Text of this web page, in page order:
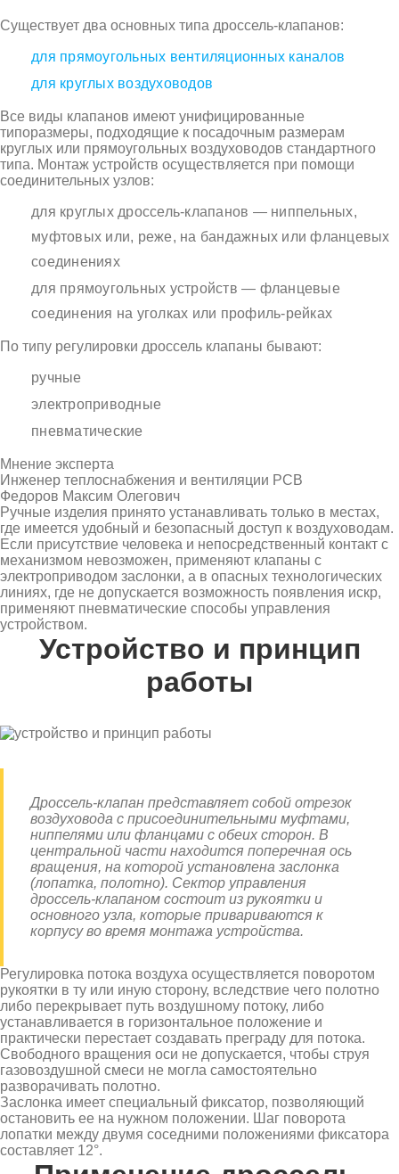
Существует два основных типа дроссель-клапанов:
для прямоугольных вентиляционных каналов
для круглых воздуховодов
Все виды клапанов имеют унифицированные
типоразмеры, подходящие к посадочным размерам
круглых или прямоугольных воздуховодов стандартного
типа. Монтаж устройств осуществляется при помощи
соединительных узлов:
для круглых дроссель-клапанов — ниппельных,
муфтовых или, реже, на бандажных или фланцевых
соединениях
для прямоугольных устройств — фланцевые
соединения на уголках или профиль-рейках
По типу регулировки дроссель клапаны бывают:
ручные
электроприводные
пневматические
Мнение эксперта
Инженер теплоснабжения и вентиляции РСВ
Федоров Максим Олегович
Ручные изделия принято устанавливать только в местах,
где имеется удобный и безопасный доступ к воздуховодам.
Если присутствие человека и непосредственный контакт с
механизмом невозможен, применяют клапаны с
электроприводом заслонки, а в опасных технологических
линиях, где не допускается возможность появления искр,
применяют пневматические способы управления
устройством.
Устройство и принцип
работы
Дроссель-клапан представляет собой отрезок
воздуховода с присоединительными муфтами,
ниппелями или фланцами с обеих сторон. В
центральной части находится поперечная ось
вращения, на которой установлена заслонка
(лопатка, полотно). Сектор управления
дроссель-клапаном состоит из рукоятки и
основного узла, которые привариваются к
корпусу во время монтажа устройства.
Регулировка потока воздуха осуществляется поворотом
рукоятки в ту или иную сторону, вследствие чего полотно
либо перекрывает путь воздушному потоку, либо
устанавливается в горизонтальное положение и
практически перестает создавать преграду для потока.
Свободного вращения оси не допускается, чтобы струя
газовоздушной смеси не могла самостоятельно
разворачивать полотно.
Заслонка имеет специальный фиксатор, позволяющий
остановить ее на нужном положении. Шаг поворота
лопатки между двумя соседними положениями фиксатора
составляет 12°.